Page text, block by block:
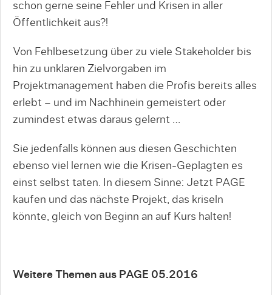
schon gerne seine Fehler und Krisen in aller
Öffentlichkeit aus?!
Von Fehlbesetzung über zu viele Stakeholder bis
hin zu unklaren Zielvorgaben im
Projektmanagement haben die Profis bereits alles
erlebt – und im Nachhinein gemeistert oder
zumindest etwas daraus gelernt …
Sie jedenfalls können aus diesen Geschichten
ebenso viel lernen wie die Krisen-Geplagten es
einst selbst taten. In diesem Sinne: Jetzt PAGE
kaufen und das nächste Projekt, das kriseln
könnte, gleich von Beginn an auf Kurs halten!
Weitere Themen aus PAGE 05.2016